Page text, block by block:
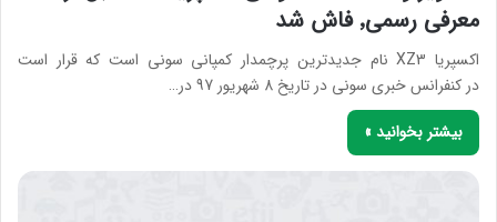
معرفی رسمی٬ فاش شد
اکسپریا XZ3 نام جدیدترین پرچمدار کمپانی سونی است که قرار است
در کنفرانس خبری سونی در تاریخ 8 شهریور 97 در…
بیشتر بخوانید »